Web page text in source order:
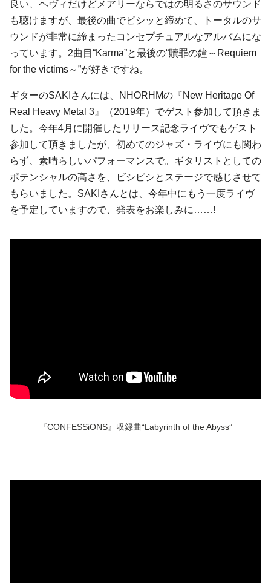
良い、ヘヴィだけどメアリーならではの明るさのサウンド
も聴けますが、最後の曲でビシッと締めて、トータルのサ
ウンドが非常に締まったコンセプチュアルなアルバムにな
っています。2曲目“Karma”と最後の“贖罪の鐘～Requiem
for the victims～”が好きですね。
ギターのSAKIさんには、NHORHMの『New Heritage Of
Real Heavy Metal 3』（2019年）でゲスト参加して頂きま
した。今年4月に開催したリリース記念ライヴでもゲスト
参加して頂きましたが、初めてのジャズ・ライヴにも関わ
らず、素晴らしいパフォーマンスで。ギタリストとしての
ポテンシャルの高さを、ビシビシとステージで感じさせて
もらいました。SAKIさんとは、今年中にもう一度ライヴ
を予定していますので、発表をお楽しみに……!
『CONFESSiONS』収録曲“Labyrinth of the Abyss”